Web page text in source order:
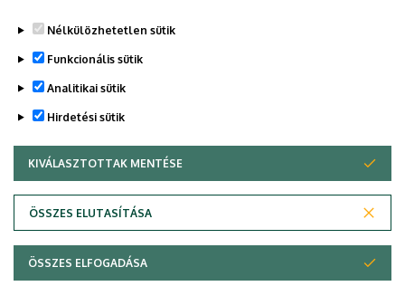
Legutóbbi frissítés: 2025. 10. 14. 19:36
Nélkülözhetetlen sütik
Funkcionális sütik
Analitikai sütik
Hirdetési sütik
KIVÁLASZTOTTAK MENTÉSE
ÖSSZES ELUTASÍTÁSA
WITHDRAW CONSENT
ÖSSZES ELFOGADÁSA